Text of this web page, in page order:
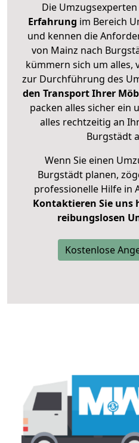
Die
Erfahrung im Bereich
und kennen die
von Mainz nach
kümmern sich um alles,
zur Durchführung des
den Transport Ihrer
packen alles sicher ein
alles rechtzeitig an
Burgstädt
Wenn Sie einen
Burgstädt planen,
professionelle Hilfe in
Kontaktieren Sie uns
reibungslosen
Kostenlose